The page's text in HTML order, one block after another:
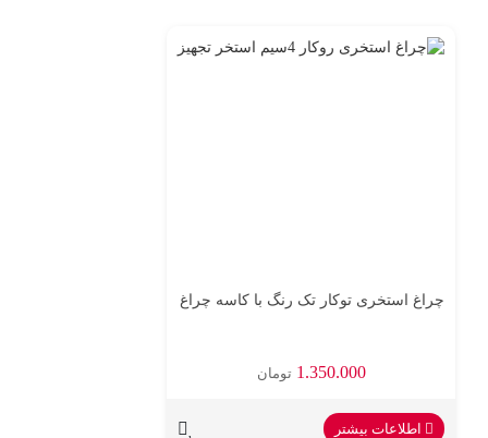
چراغ استخری توکار تک رنگ با کاسه چراغ
1.350.000 تومان
اطلاعات بیشتر